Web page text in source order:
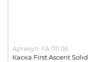
Артикул: FA 1111 06
Каска First Ascent Solid